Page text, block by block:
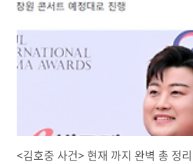
주요 포인트✔ 음주 상태에서 중앙선 침범 후 택
✔..
<김호중 사건> 현재 까지 완벽 총 정